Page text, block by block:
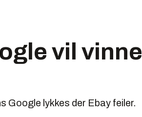
vil vinne
Google lykkes der Ebay feiler.